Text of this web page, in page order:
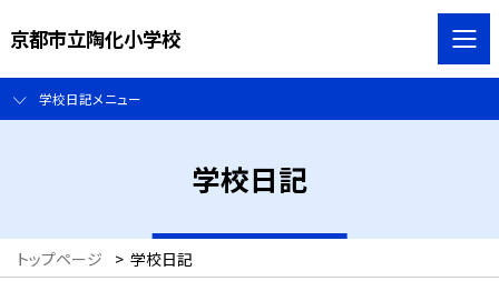
京都市立陶化小学校
学校日記メニュー
学校日記
トップページ > 学校日記